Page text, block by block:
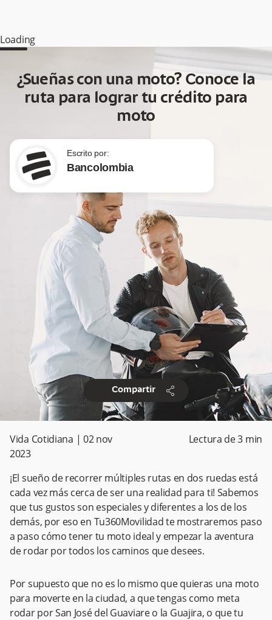
Loading
¿Sueñas con una moto? Conoce la
ruta para lograr tu crédito para
moto
Escrito por:
Bancolombia
Compartir share
Vida Cotidiana | 02 nov
2023
Lectura de3 min
¡El sueño de recorrer múltiples rutas en dos ruedas está
cada vez más cerca de ser una realidad para ti! Sabemos
que tus gustos son especiales y diferentes a los de los
demás, por eso en Tu360Movilidad te mostraremos paso
a paso cómo tener tu moto ideal y empezar la aventura
de rodar por todos los caminos que desees.
Por supuesto que no es lo mismo que quieras una moto
para moverte en la ciudad, a que tengas como meta
rodar por San José del Guaviare o la Guajira, o que tu